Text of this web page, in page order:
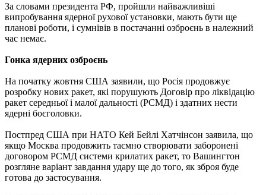
За словами президента РФ, пройшли найважливіші
випробування ядерної рухової установки, мають бути ще
планові роботи, і сумнівів в постачанні озброєнь в належний
час немає.
Гонка ядерних озброєнь
На початку жовтня США заявили, що Росія продовжує
розробку нових ракет, які порушують Договір про ліквідацію
ракет середньої і малої дальності (РСМД) і здатних нести
ядерні боєголовки.
Постпред США при НАТО Кей Бейлі Хатчінсон заявила, що
якщо Москва продовжить таємно створювати заборонені
договором РСМД системи крилатих ракет, то Вашингтон
розгляне варіант завдання удару ще до того, як зброя буде
готова до застосування.